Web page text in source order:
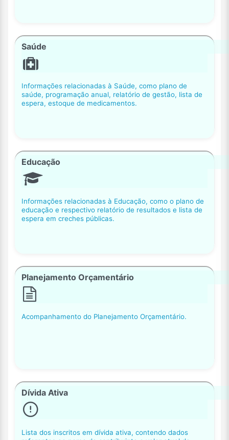
Saúde
Informações relacionadas à Saúde, como plano de
saúde, programação anual, relatório de gestão, lista de
espera, estoque de medicamentos.
Educação
Informações relacionadas à Educação, como o plano de
educação e respectivo relatório de resultados e lista de
espera em creches públicas.
Planejamento Orçamentário
Acompanhamento do Planejamento Orçamentário.
Dívida Ativa
Lista dos inscritos em dívida ativa, contendo dados